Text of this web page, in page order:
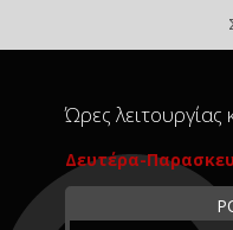
Ώρες λειτουργίας
Δευτέρα-